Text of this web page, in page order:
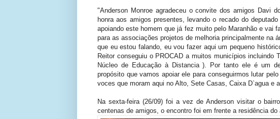
"Anderson Monroe agradeceu o convite dos amigos Davi
honra aos amigos presentes, levando o recado do
apoiando este homem que já fez muito pelo Maranhão e vai
para as associações projetos de melhoria principalmente na
que eu estou falando, eu vou fazer aqui um pequeno
Reitor conseguiu o PROCAD a muitos municípios incluindo
Núcleo de Educação à Distancia ). Por tanto ele é um
propósito que vamos apoiar ele para conseguirmos lutar
voces que moram aqui no Alto, Sete Casas, Caixa D`agua e
Na sexta-feira (26/09) foi a vez de Anderson visitar o
centenas de amigos, o encontro foi em frente a residência